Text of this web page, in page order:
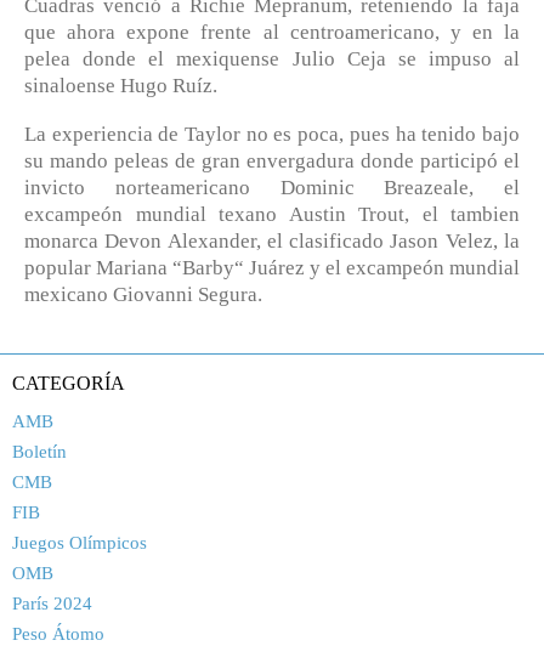
Cuadras venció a Richie Mepranum, reteniendo la faja
que ahora expone frente al centroamericano, y en la
pelea donde el mexiquense Julio Ceja se impuso al
sinaloense Hugo Ruíz.
La experiencia de Taylor no es poca, pues ha tenido bajo
su mando peleas de gran envergadura donde participó el
invicto norteamericano Dominic Breazeale, el
excampeón mundial texano Austin Trout, el tambien
monarca Devon Alexander, el clasificado Jason Velez, la
popular Mariana “Barby“ Juárez y el excampeón mundial
mexicano Giovanni Segura.
CATEGORÍA
AMB
Boletín
CMB
FIB
Juegos Olímpicos
OMB
París 2024
Peso Átomo